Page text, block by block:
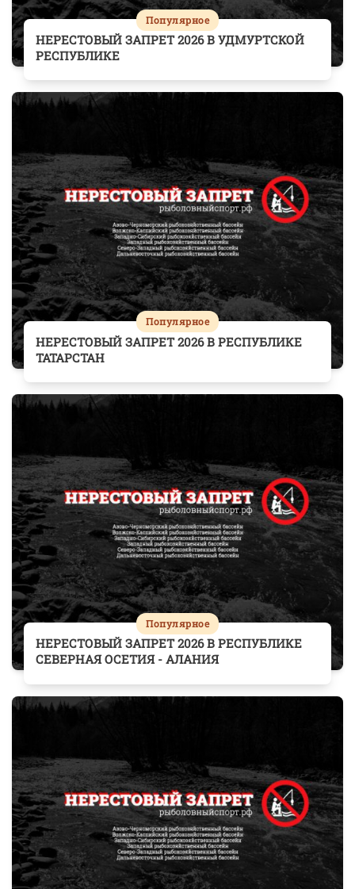
Популярное
НЕРЕСТОВЫЙ ЗАПРЕТ 2026 В УДМУРТСКОЙ
РЕСПУБЛИКЕ
Популярное
НЕРЕСТОВЫЙ ЗАПРЕТ 2026 В РЕСПУБЛИКЕ
ТАТАРСТАН
Популярное
НЕРЕСТОВЫЙ ЗАПРЕТ 2026 В РЕСПУБЛИКЕ
СЕВЕРНАЯ ОСЕТИЯ - АЛАНИЯ